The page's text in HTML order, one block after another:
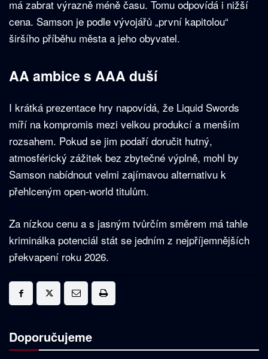
má zabrat výrazně méně času. Tomu odpovídá i nižší
cena. Samson je podle vývojářů „první kapitolou“
širšího příběhu města a jeho obyvatel.
AA ambice s AAA duší
I krátká prezentace hry napovídá, že Liquid Swords
míří na kompromis mezi velkou produkcí a menším
rozsahem. Pokud se jim podaří doručit hutný,
atmosférický zážitek bez zbytečné výplně, mohl by
Samson nabídnout velmi zajímavou alternativu k
přehlceným open-world titulům.
Za nízkou cenu a s jasným tvůrčím směrem má tahle
kriminálka potenciál stát se jedním z nejpříjemnějších
překvapení roku 2026.
Doporučujeme